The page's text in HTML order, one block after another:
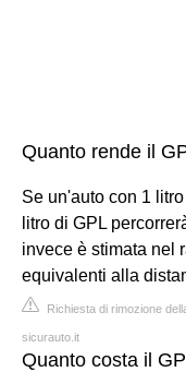
Quanto rende il
Se un'auto con 1
litro di GPL
invece è stimata nel
equivalenti alla
Richiesta di rimozione
sicurauto.it
Quanto costa il